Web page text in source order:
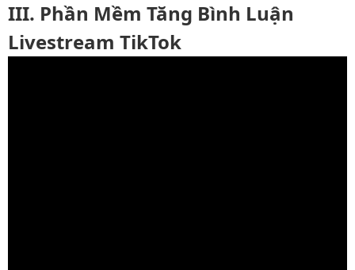
III. Phần Mềm Tăng Bình Luận
Livestream TikTok